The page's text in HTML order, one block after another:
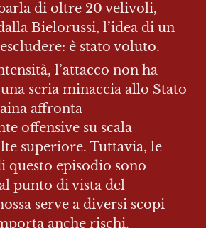
di oltre 20 velivoli,
Bielorussi, l’idea di un
è stato voluto.
l’attacco non ha
seria minaccia allo Stato
affronta
offensive su scala
superiore. Tuttavia, le
questo episodio sono
punto di vista del
serve a diversi scopi
anche rischi.